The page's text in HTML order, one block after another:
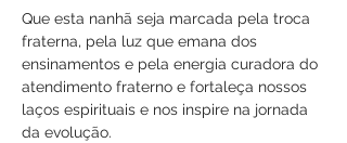
Que esta nanhã seja marcada pela troca
fraterna, pela luz que emana dos
ensinamentos e pela energia curadora do
atendimento fraterno e fortaleça nossos
laços espirituais e nos inspire na jornada
da evolução.